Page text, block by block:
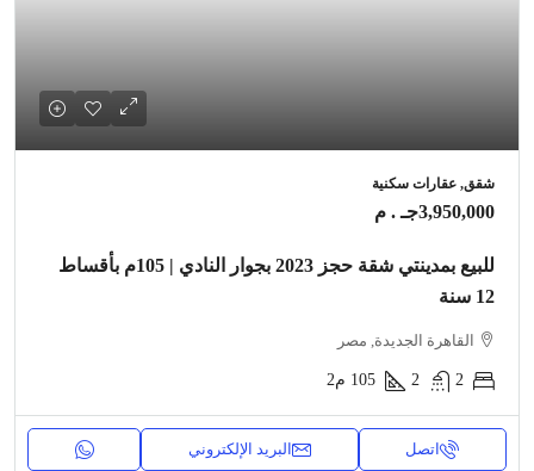
شقق, عقارات سكنية
3,950,000جـ . م
للبيع بمدينتي شقة حجز 2023 بجوار النادي | 105م بأقساط
12 سنة
القاهرة الجديدة, مصر
2
2
105 م2
اتصل البريد الإلكتروني